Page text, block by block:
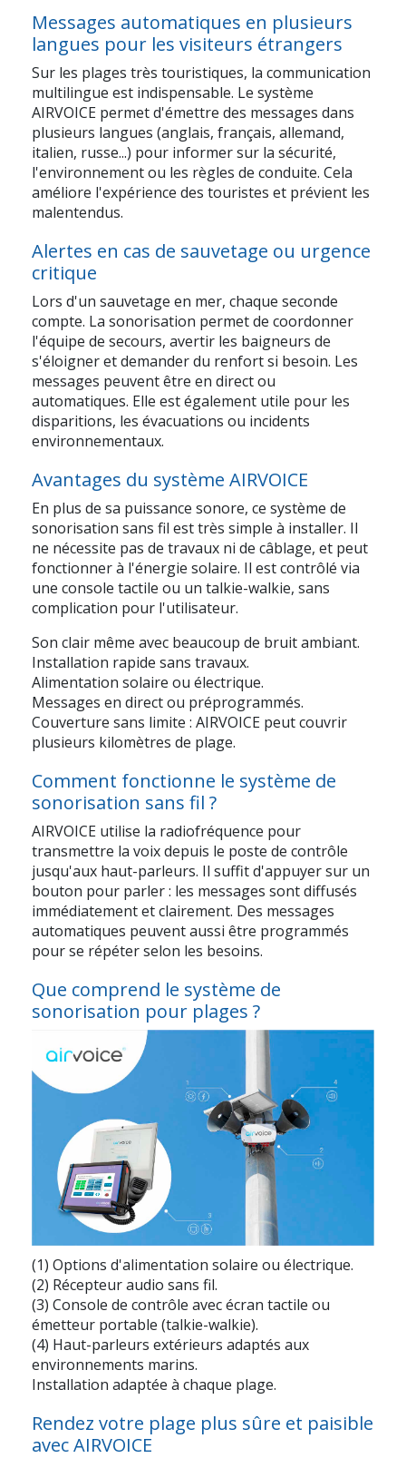
Messages automatiques en plusieurs
langues pour les visiteurs étrangers
Sur les plages très touristiques, la communication
multilingue est indispensable. Le système
AIRVOICE permet d'émettre des messages dans
plusieurs langues (anglais, français, allemand,
italien, russe...) pour informer sur la sécurité,
l'environnement ou les règles de conduite. Cela
améliore l'expérience des touristes et prévient les
malentendus.
Alertes en cas de sauvetage ou urgence
critique
Lors d'un sauvetage en mer, chaque seconde
compte. La sonorisation permet de coordonner
l'équipe de secours, avertir les baigneurs de
s'éloigner et demander du renfort si besoin. Les
messages peuvent être en direct ou
automatiques. Elle est également utile pour les
disparitions, les évacuations ou incidents
environnementaux.
Avantages du système AIRVOICE
En plus de sa puissance sonore, ce système de
sonorisation sans fil est très simple à installer. Il
ne nécessite pas de travaux ni de câblage, et peut
fonctionner à l'énergie solaire. Il est contrôlé via
une console tactile ou un talkie-walkie, sans
complication pour l'utilisateur.
Son clair même avec beaucoup de bruit ambiant.
Installation rapide sans travaux.
Alimentation solaire ou électrique.
Messages en direct ou préprogrammés.
Couverture sans limite : AIRVOICE peut couvrir
plusieurs kilomètres de plage.
Comment fonctionne le système de
sonorisation sans fil ?
AIRVOICE utilise la radiofréquence pour
transmettre la voix depuis le poste de contrôle
jusqu'aux haut-parleurs. Il suffit d'appuyer sur un
bouton pour parler : les messages sont diffusés
immédiatement et clairement. Des messages
automatiques peuvent aussi être programmés
pour se répéter selon les besoins.
Que comprend le système de
sonorisation pour plages ?
(1) Options d'alimentation solaire ou électrique.
(2) Récepteur audio sans fil.
(3) Console de contrôle avec écran tactile ou
émetteur portable (talkie-walkie).
(4) Haut-parleurs extérieurs adaptés aux
environnements marins.
Installation adaptée à chaque plage.
Rendez votre plage plus sûre et paisible
avec AIRVOICE